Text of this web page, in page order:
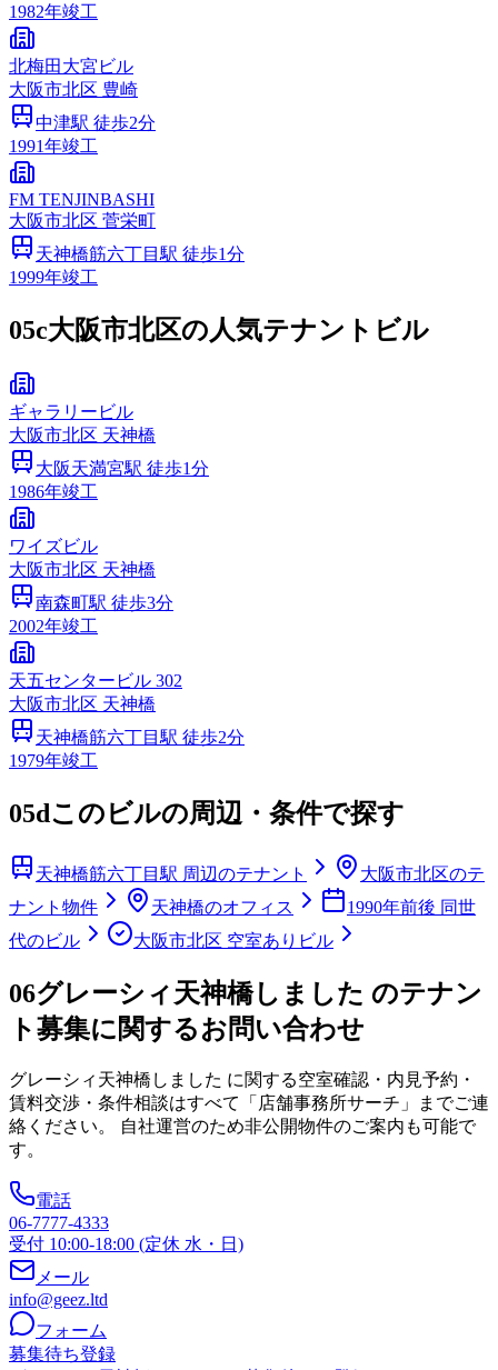
1982年竣工
北梅田大宮ビル
大阪市北区 豊崎
中津駅 徒歩2分
1991年竣工
FM TENJINBASHI
大阪市北区 菅栄町
天神橋筋六丁目 駅 徒歩1分
1999年竣工
05c大阪市北区の人気テナントビル
ギャラリービル
大阪市北区 天神橋
大阪天満宮駅 徒歩1分
1986年竣工
ワイズビル
大阪市北区 天神橋
南森町駅 徒歩3分
2002年竣工
天五センタービル 302
大阪市北区 天神橋
天神橋筋六丁目 駅 徒歩2分
1979年竣工
05dこのビルの周辺・条件で探す
天神橋筋六丁目駅 周辺のテナント
大阪市北区のテ
ナント物件
天神橋のオフィス
1990年前後 同世
代のビル
大阪市北区 空室ありビル
06グレーシィ天神橋しました のテナン
ト募集に関するお問い合わせ
グレーシィ天神橋しました に関する空室確認・内見予約・
賃料交渉・条件相談はすべて「店舗事務所サーチ」までご連
絡ください。 自社運営のため非公開物件のご案内も可能で
す。
電話
06-7777-4333
受付 10:00-18:00 (定休 水・日)
メール
info@geez.ltd
フォーム
募集待ち登録